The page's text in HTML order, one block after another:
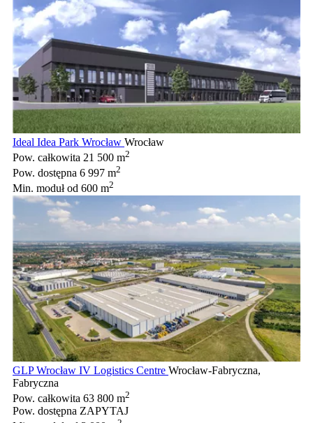
Ideal Idea Park Wrocław Wrocław
Pow. całkowita 21 500 m2
Pow. dostępna 6 997 m2
Min. modułod 600 m2
GLP Wrocław IV Logistics Centre Wrocław-Fabryczna,
Fabryczna
Pow. całkowita 63 800 m2
Pow. dostępna ZAPYTAJ